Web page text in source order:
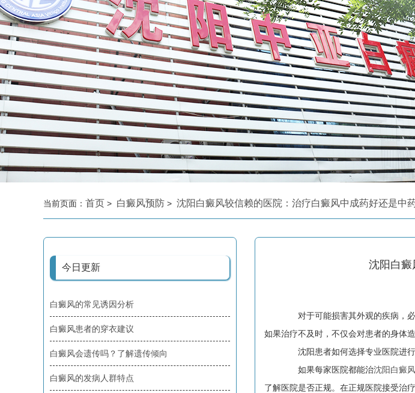
当前页面： 首页 > 白癜风预防 > 沈阳白癜风较信赖的医院：治疗白癜风中成药好还是中
今日更新
白癜风的常见诱因分析
白癜风患者的穿衣建议
白癜风会遗传吗？了解遗传倾向
白癜风的发病人群特点
沈阳白癜
对于可能损害其外观的疾病，必
如果治疗不及时，不仅会对患者的身体
沈阳患者如何选择专业医院进行
如果每家医院都能治沈阳白癜
了解医院是否正规。在正规医院接受治